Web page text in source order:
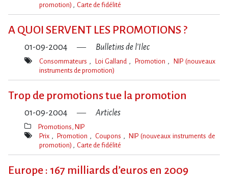
Mot(s)-
promotion)
Carte de fidélité
A QUOI SERVENT LES PROMOTIONS ?
01-09-2004 Bulletins de l'Ilec
Mot(s)-
Consommateurs Loi Galland Promotion
NIP (nouveaux
instruments de promotion)
Trop de promotions tue la promotion
01-09-2004 Articles
Thèmes(s)
Promotions, NIP
Mot(s)-
Prix Promotion Coupons
NIP (nouveaux instruments de
promotion)
Carte de fidélité
Europe : 167 milliards d’euros en 2009